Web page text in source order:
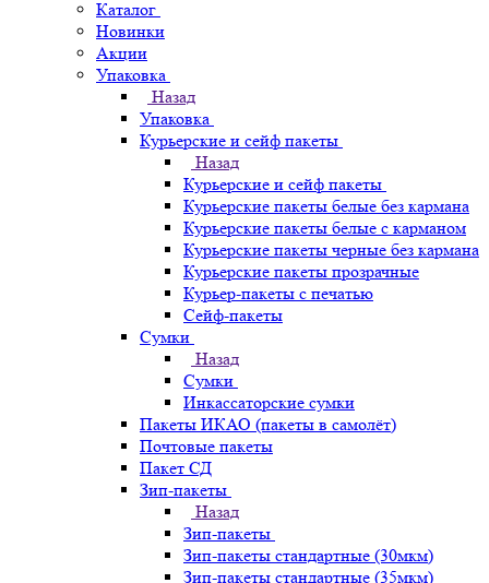
Каталог
Новинки
Акции
Упаковка
Назад
Упаковка
Курьерские и сейф пакеты
Назад
Курьерские и сейф пакеты
Курьерские пакеты белые без кармана
Курьерские пакеты белые с карманом
Курьерские пакеты черные без кармана
Курьерские пакеты прозрачные
Курьер-пакеты с печатью
Сейф-пакеты
Сумки
Назад
Сумки
Инкассаторские сумки
Пакеты ИКАО (пакеты в самолёт)
Почтовые пакеты
Пакет СД
Зип-пакеты
Назад
Зип-пакеты
Зип-пакеты стандартные (30мкм)
Зип-пакеты стандартные (35мкм)